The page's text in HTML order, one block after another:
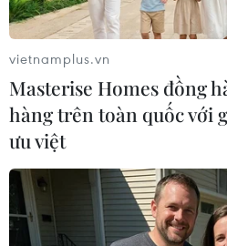
Cảnh báo mưa dông
và lũ quét, sạt lở ở
05/06/2025 13:45
5/6, mây dông tiếp tục phát
cho các khu vực trên, sau đó
huyện khác của thành phố Hà
vietnamplus.vn
Masterise Homes đồng
hàng trên toàn quốc với
ưu việt